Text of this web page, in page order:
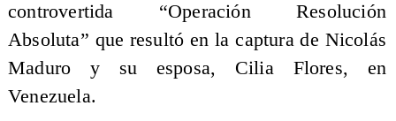
controvertida “Operación Resolución
Absoluta” que resultó en la captura de Nicolás
Maduro y su esposa, Cilia Flores, en
Venezuela.